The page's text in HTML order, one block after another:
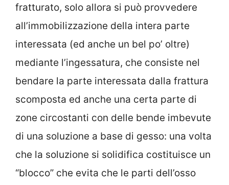
fratturato, solo allora si può provvedere
all’immobilizzazione della intera parte
interessata (ed anche un bel po’ oltre)
mediante l’ingessatura, che consiste nel
bendare la parte interessata dalla frattura
scomposta ed anche una certa parte di
zone circostanti con delle bende imbevute
di una soluzione a base di gesso: una volta
che la soluzione si solidifica costituisce un
“blocco” che evita che le parti dell’osso